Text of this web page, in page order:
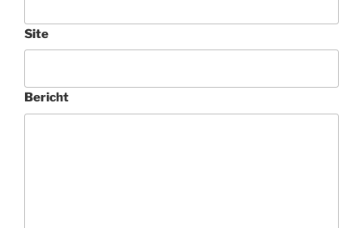
Site
Bericht